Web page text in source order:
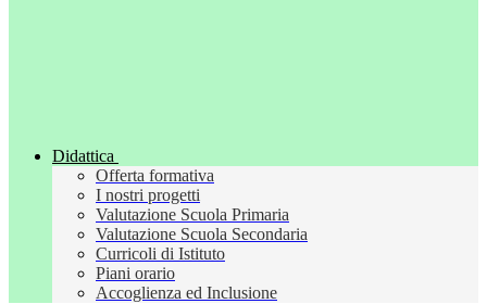
Didattica
Offerta formativa
I nostri progetti
Valutazione Scuola Primaria
Valutazione Scuola Secondaria
Curricoli di Istituto
Piani orario
Accoglienza ed Inclusione